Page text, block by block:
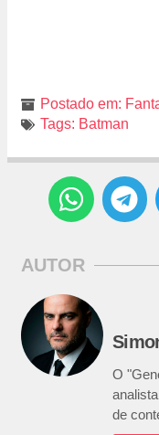
Postado em:
Tags: Batman
AUTOR
O
de